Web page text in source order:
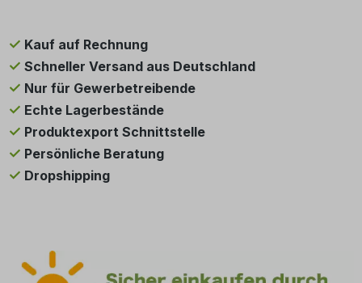
Kauf auf Rechnung
Schneller Versand aus Deutschland
Nur für Gewerbetreibende
Echte Lagerbestände
Produktexport Schnittstelle
Persönliche Beratung
Dropshipping